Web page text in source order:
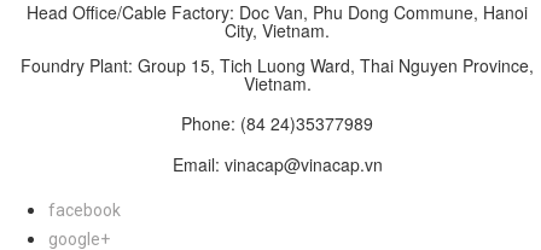
Head Office/Cable Factory: Doc Van, Phu Dong Commune, Hanoi
City, Vietnam.
Foundry Plant: Group 15, Tich Luong Ward, Thai Nguyen Province,
Vietnam.
Phone: (84 24)35377989
Email: vinacap@vinacap.vn
facebook
google+